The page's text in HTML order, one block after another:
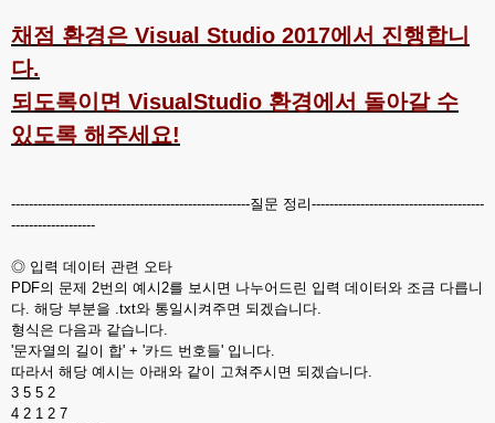
채점 환경은 Visual Studio 2017에서 진행합니
다.
되도록이면 VisualStudio 환경에서 돌아갈 수
있도록 해주세요!
------------------------------------------------------질문 정리---------------------------------------
-------------------
◎ 입력 데이터 관련 오타
PDF의 문제 2번의 예시2를 보시면 나누어드린 입력 데이터와 조금 다릅니
다. 해당 부분을 .txt와 통일시켜주면 되겠습니다.
형식은 다음과 같습니다.
'문자열의 길이 합' + '카드 번호들' 입니다.
따라서 해당 예시는 아래와 같이 고쳐주시면 되겠습니다.
3 5 5 2
4 2 1 2 7